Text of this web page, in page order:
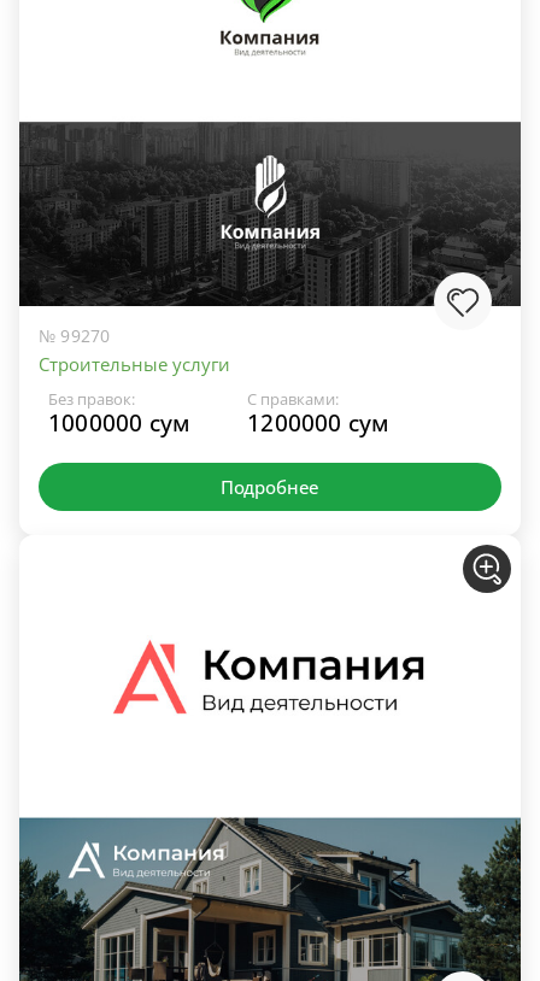
№ 99270
Строительные услуги
Без правок:
1000000 сум
С правками:
1200000 сум
Подробнее